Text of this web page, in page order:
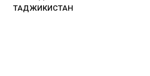
ТАДЖИКИСТАН